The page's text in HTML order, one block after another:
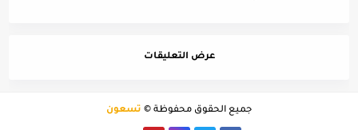
عرض التعليقات
جميع الحقوق محفوظة © تسعون